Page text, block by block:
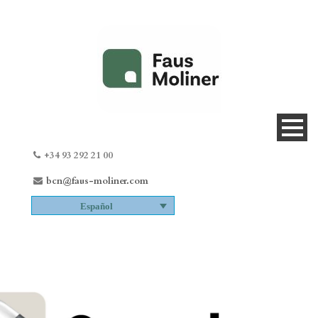
+34 93 292 21 00
bcn@faus-moliner.com
Español